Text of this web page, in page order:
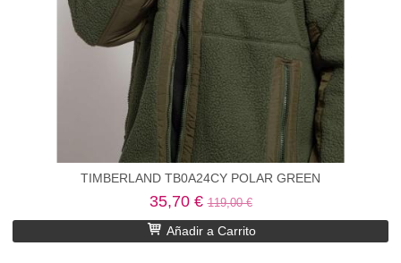
TIMBERLAND TB0A24CY POLAR GREEN
35,70 €119,00 €
Añadir a Carrito